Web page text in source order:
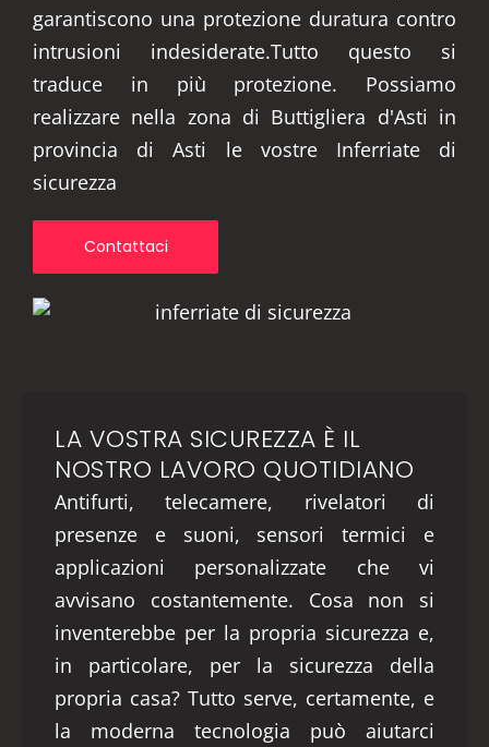
garantiscono una protezione duratura contro
intrusioni indesiderate.Tutto questo si
traduce in più protezione. Possiamo
realizzare nella zona di Buttigliera d'Asti in
provincia di Asti le vostre Inferriate di
sicurezza
Contattaci
LA VOSTRA SICUREZZA È IL
NOSTRO LAVORO QUOTIDIANO
Antifurti, telecamere, rivelatori di
presenze e suoni, sensori termici e
applicazioni personalizzate che vi
avvisano costantemente. Cosa non si
inventerebbe per la propria sicurezza e,
in particolare, per la sicurezza della
propria casa? Tutto serve, certamente, e
la moderna tecnologia può aiutarci